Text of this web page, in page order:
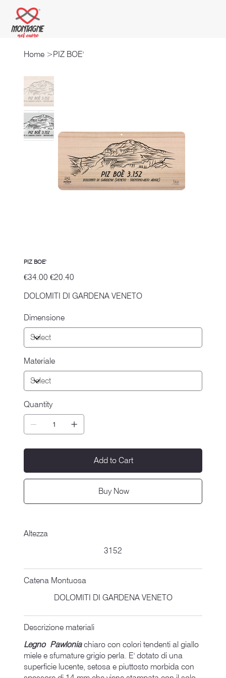
Home >PIZ BOE'
PIZ BOE'
Original
price
€34.00
Sale
price
€20.40
DOLOMITI DI GARDENA VENETO
Dimensione
Materiale
Quantity
Add to Cart
Buy Now
Altezza
3152
Catena Montuosa
DOLOMITI DI GARDENA VENETO
Descrizione materiali
Legno Pawloniachiaro con colori tendenti al giallo
miele e sfumature grigio perla. E' dotato di una
superficie lucente, setosa e piuttosto morbida con